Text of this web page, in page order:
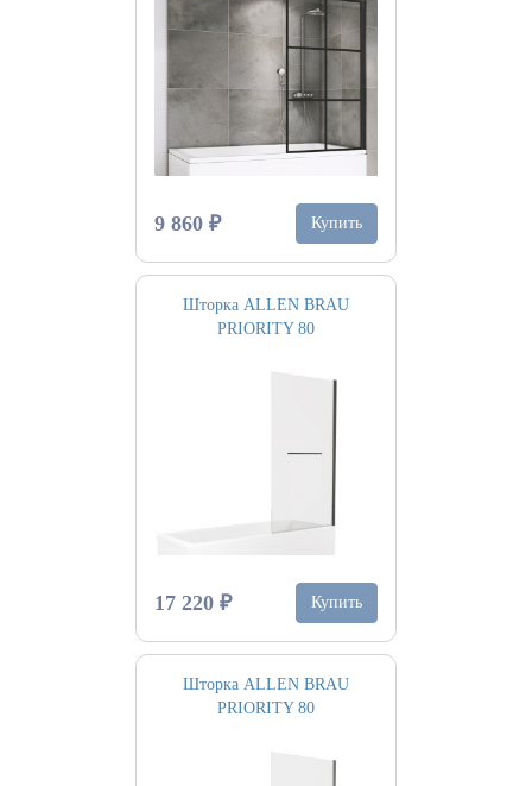
9 860 ₽ Купить
Шторка ALLEN BRAU
PRIORITY 80
17 220 ₽ Купить
Шторка ALLEN BRAU
PRIORITY 80